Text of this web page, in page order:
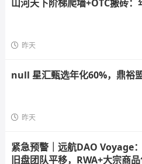
山河天下阶梯爬墙+OTC搬砖
昨天
null 星汇甄选年化60%，鼎裕
昨天
紧急预警｜远航DAO Voyage
旧盘团队平移，RWA+大宗商